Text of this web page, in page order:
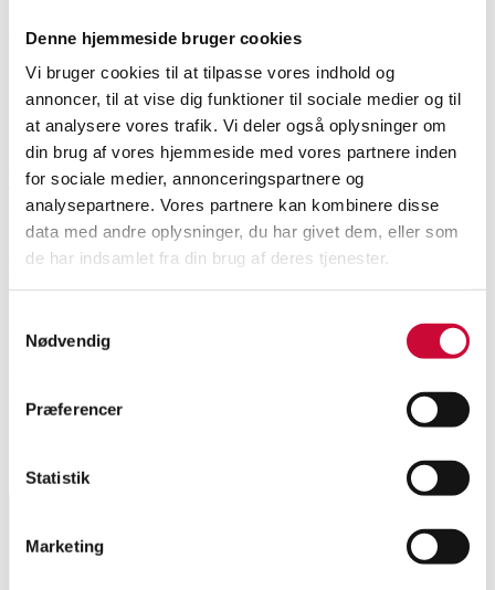
Denne hjemmeside bruger cookies
Vi bruger cookies til at tilpasse vores indhold og
annoncer, til at vise dig funktioner til sociale medier og til
at analysere vores trafik. Vi deler også oplysninger om
din brug af vores hjemmeside med vores partnere inden
for sociale medier, annonceringspartnere og
analysepartnere. Vores partnere kan kombinere disse
data med andre oplysninger, du har givet dem, eller som
de har indsamlet fra din brug af deres tjenester.
Nødvendig
Præferencer
Statistik
Marketing
Earrings
blue sapphires, and rubies
SHOWROOM
Vejle
ESTIMATE
DKK 1,800
ITEM NUMBER
6581928
VAT lot
Description
adorned with numerous Tsavorite garnets, blue sapphires, and rubies.
Measures 26 x 8 mm. Weight 4.07 grams.
Sign up for our newsletter and receive news and offers